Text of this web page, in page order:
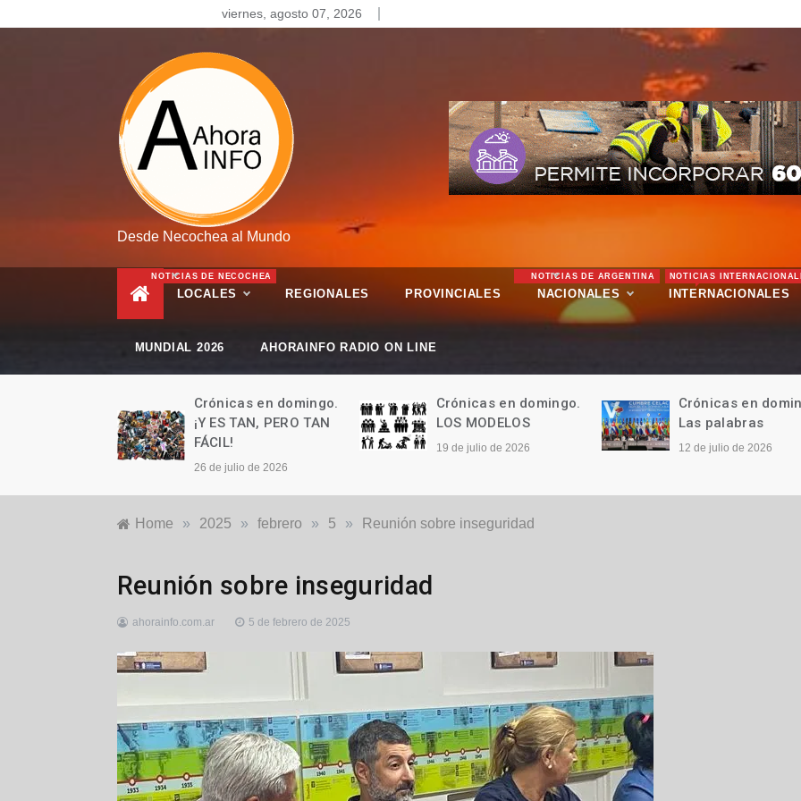
to
viernes, agosto 07, 2026
Desde Necochea al Mundo
LOCALES
NOTICIAS DE NECOCHEA
REGIONALES PROVINCIALES NACIONALES
NOTICIAS DE ARGENTINA
INTERNACIONALES
NOTICIAS
MUNDIAL 2026 AHORAINFO RADIO ON LINE
Crónicas en domingo.
¡Y ES TAN, PERO TAN
FÁCIL!
26 de julio de 2026
Crónicas en domingo.
LOS MODELOS
19 de julio de 2026
Crónicas en
Las palabras
12 de julio de 2026
Home » 2025 » febrero » 5 » Reunión sobre inseguridad
Generales
,
Locales
Reunión sobre inseguridad
ahorainfo.com.ar 5 de febrero de 2025